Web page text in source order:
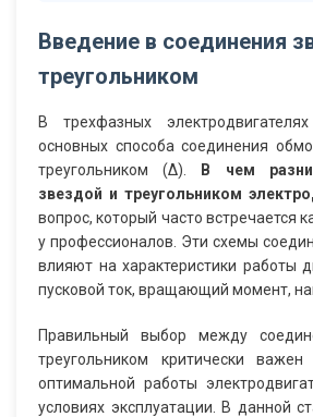
Введение в соединения
треугольником
В трехфазных
основных способа соединения
треугольником (∆).
В чем
звездой и треугольником
вопрос, который часто встречается
у профессионалов. Эти схемы
влияют на характеристики работы
пусковой ток, вращающий момент,
Правильный выбор между
треугольником критически
оптимальной работы
условиях эксплуатации. В данной